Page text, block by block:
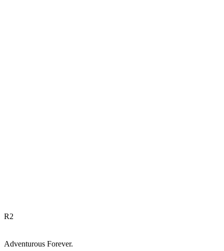
R2
Adventurous Forever.